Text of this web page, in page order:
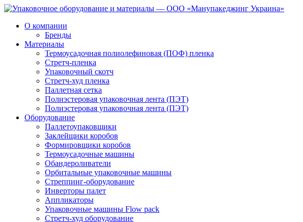
О компании
Бренды
Материалы
Термоусадочная полиолефиновая (ПОФ) пленка
Стретч-пленка
Упаковочный скотч
Стретч-худ пленка
Паллетная сетка
Полиэстеровая упаковочная лента (ПЭТ)
Полиэстеровая упаковочная лента (ПЭТ)
Оборудование
Паллетоупаковщики
Заклейщики коробов
Формировщики коробов
Термоусадочные машины
Обандероливатели
Орбитальные упаковочные машины
Стреппинг-оборудование
Инверторы палет
Аппликаторы
Упаковочные машины Flow pack
Стретч-худ оборудование